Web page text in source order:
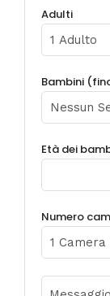
Adulti
Bambini
Età dei
Numero